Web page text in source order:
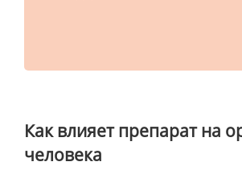
Как влияет препарат на
человека